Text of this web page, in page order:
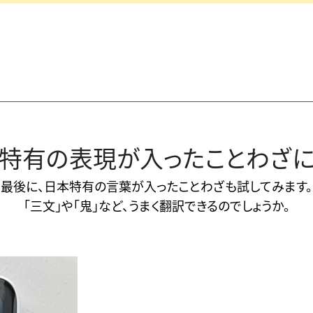
有の表現が入ったことわざ
最後に、日本特有の言葉が入ったことわざも試してみます。
「三文」や「鬼」など、うまく翻訳できるのでしょうか。